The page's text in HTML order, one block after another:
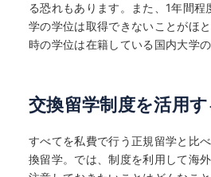
る恐れもあります。また、1年間
学の学位は取得できないことがほ
時の学位は在籍している国内大学
交換留学制度を活用
すべてを私費で行う正規留学と比
換留学。では、制度を利用して海